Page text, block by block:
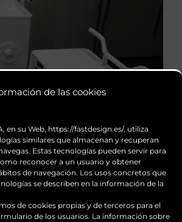
de las cookies
en su Web, https://fastdesign.es/, utiliza
similares que almacenan y recuperan
Estas tecnologías pueden servir para
reconocer a un usuario y obtener
de navegación. Los usos concretos que
se describen en la información de la
de cookies propias y de terceros para el
de los usuarios. La información sobre
industrial
de piezas